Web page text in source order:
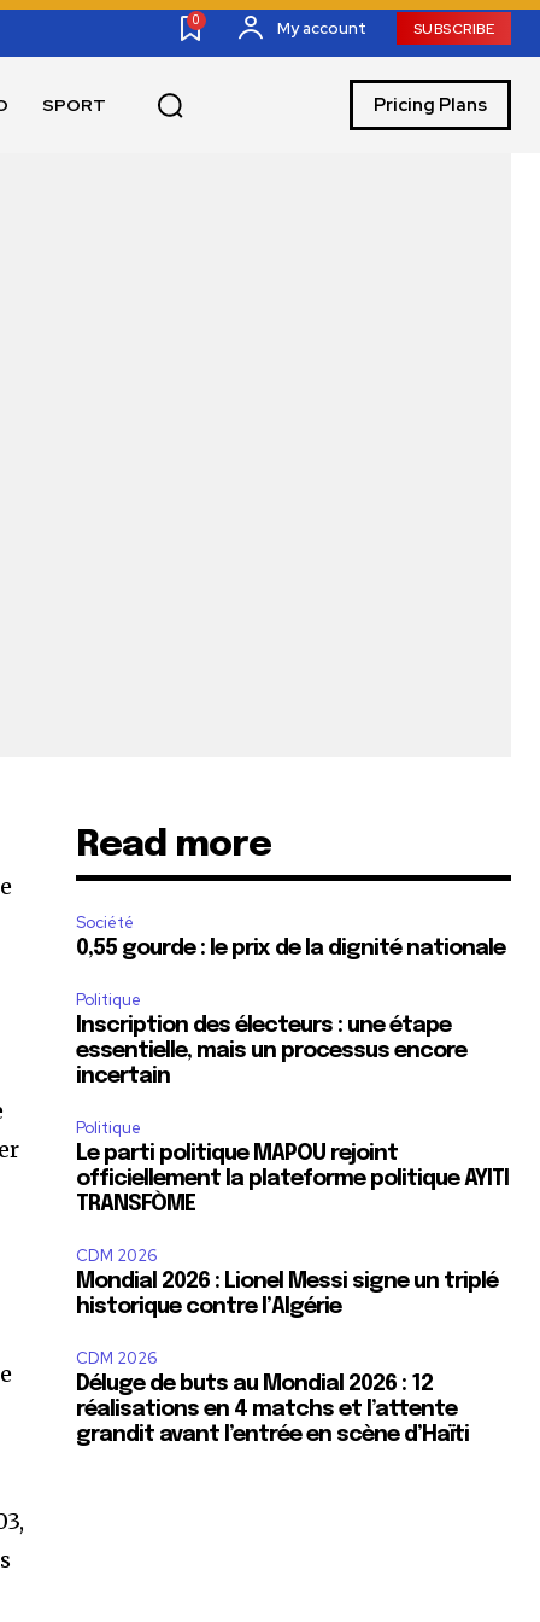
SUBSCRIBE
the Privacy Policy .
0 My account SUBSCRIBE
SPORT Pricing Plans
Read more
Société
0,55 gourde : le prix de la dignité nationale
Politique
Inscription des électeurs : une étape
essentielle, mais un processus encore
incertain
Politique
Le parti politique MAPOU rejoint
officiellement la plateforme politique AYITI
TRANSFÒME
CDM 2026
Mondial 2026 : Lionel Messi signe un triplé
historique contre l’Algérie
CDM 2026
Déluge de buts au Mondial 2026 : 12
réalisations en 4 matchs et l’attente
grandit avant l’entrée en scène d’Haïti